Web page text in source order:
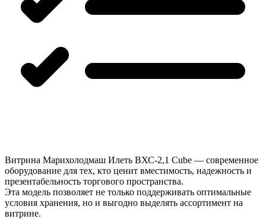
Витрина Марихолодмаш Илеть ВХС-2,1 Cube — современное
оборудование для тех, кто ценит вместимость, надежность и
презентабельность торгового пространства.
Эта модель позволяет не только поддерживать оптимальные
условия хранения, но и выгодно выделять ассортимент на
витрине.